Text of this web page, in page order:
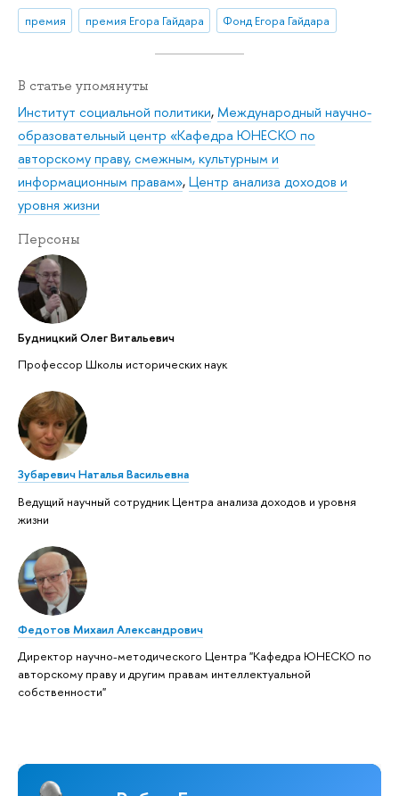
премия премия Егора Гайдара Фонд Егора Гайдара
В статье упомянуты
Институт социальной политики,Международный научно-
образовательный центр «Кафедра ЮНЕСКО по
авторскому праву, смежным, культурным и
информационным правам»,Центр анализа доходов и
уровня жизни
Персоны
Будницкий Олег Витальевич
Профессор Школы исторических наук
Зубаревич Наталья Васильевна
Ведущий научный сотрудник Центра анализа доходов и уровня
жизни
Федотов Михаил Александрович
Директор научно-методического Центра "Кафедра ЮНЕСКО по
авторскому праву и другим правам интеллектуальной
собственности"